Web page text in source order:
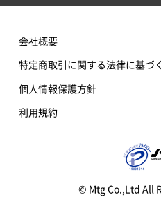
会社概要
特定商取引に関する法律に基づ
個人情報保護方針
利用規約
© Mtg Co.,Ltd All